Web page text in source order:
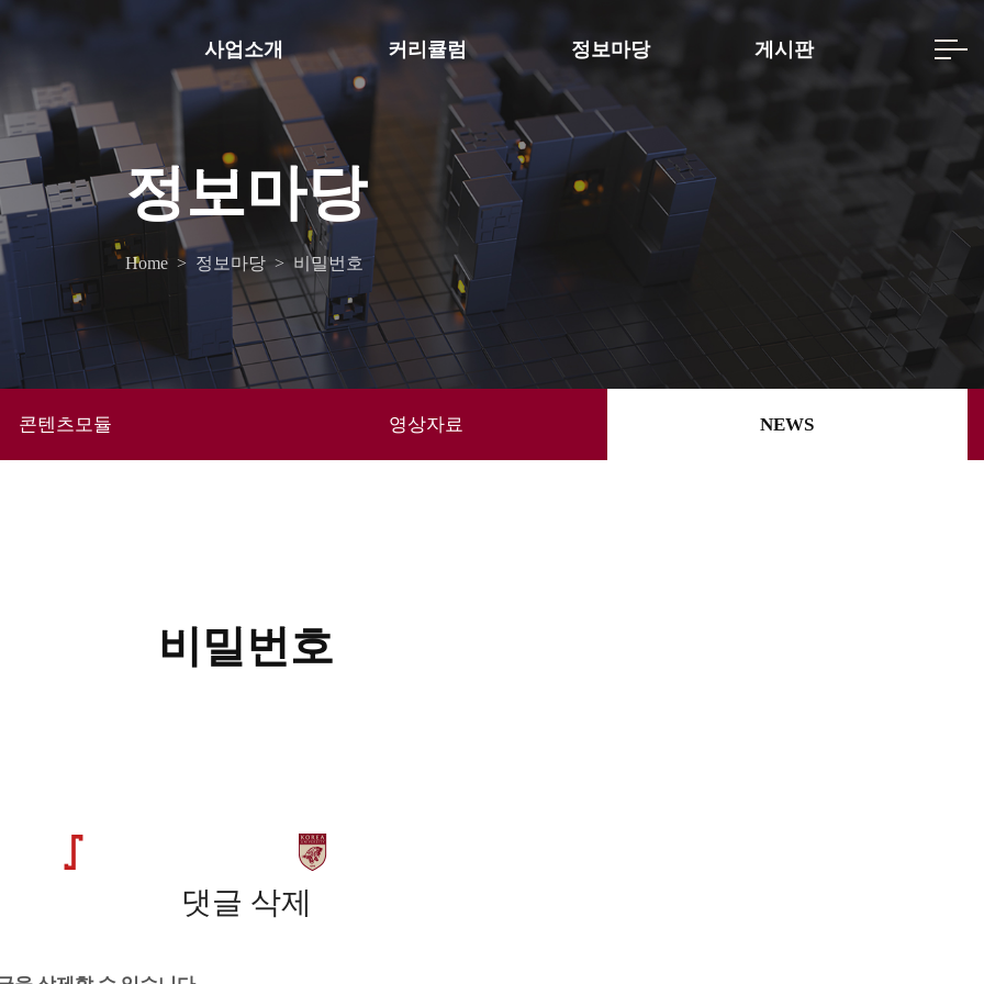
사업소개 커리큘럼 정보마당 게시판
정보마당
Home > 정보마당 > 비밀번호
콘텐츠모듈 영상자료 NEWS
비밀번호
댓글 삭제